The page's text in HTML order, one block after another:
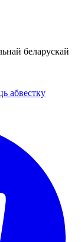
беларускай
абвестку